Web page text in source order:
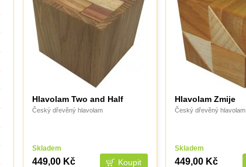
Hlavolam Two and Half
Český dřevěný hlavolam
Skladem
449,00 Kč
Hlavolam Zmije
Český dřevěný hlavolam
Skladem
449,00 Kč